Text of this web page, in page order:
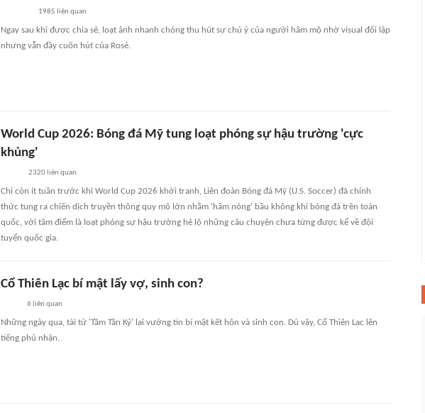
1985 liên quan
Ngay sau khi được chia sẻ, loạt ảnh nhanh chóng thu hút sự chú ý của người hâm mộ nhờ visual đối lập
nhưng vẫn đầy cuốn hút của Rosé.
World Cup 2026: Bóng đá Mỹ tung loạt phóng sự hậu trường 'cực
khủng'
2320 liên quan
Chỉ còn ít tuần trước khi World Cup 2026 khởi tranh, Liên đoàn Bóng đá Mỹ (U.S. Soccer) đã chính
thức tung ra chiến dịch truyền thông quy mô lớn nhằm 'hâm nóng' bầu không khí bóng đá trên toàn
quốc, với tâm điểm là loạt phóng sự hậu trường hé lộ những câu chuyện chưa từng được kể về đội
tuyển quốc gia.
Cổ Thiên Lạc bí mật lấy vợ, sinh con?
6 liên quan
Những ngày qua, tài tử 'Tầm Tần Ký' lại vướng tin bí mật kết hôn và sinh con. Dù vậy, Cổ Thiên Lạc lên
tiếng phủ nhận.